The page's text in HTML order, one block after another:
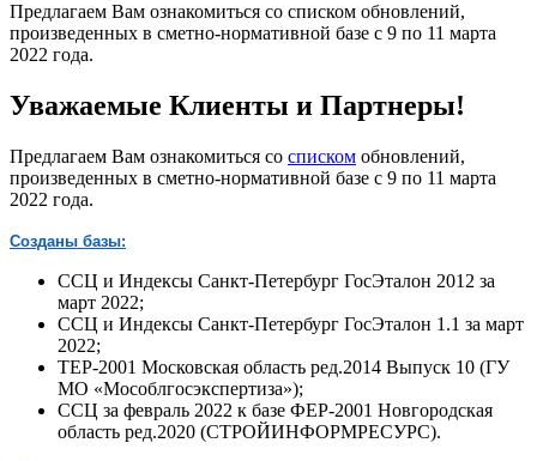
Предлагаем Вам ознакомиться со списком обновлений,
произведенных в сметно-нормативной базе с 9 по 11 марта
2022 года.
Уважаемые Клиенты и Партнеры!
Предлагаем Вам ознакомиться со списком обновлений,
произведенных в сметно-нормативной базе c 9 по 11 марта
2022 года.
Созданы базы:
ССЦ и Индексы Санкт-Петербург ГосЭталон 2012 за
март 2022;
ССЦ и Индексы Санкт-Петербург ГосЭталон 1.1 за март
2022;
ТЕР-2001 Московская область ред.2014 Выпуск 10 (ГУ
МО «Мособлгосэкспертиза»);
ССЦ за февраль 2022 к базе ФЕР-2001 Новгородская
область ред.2020 (СТРОЙИНФОРМРЕСУРС).